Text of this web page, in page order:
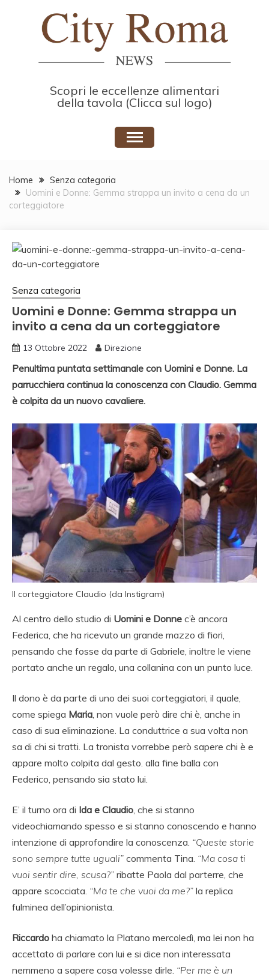
Scopri le eccellenze alimentari
della tavola (Clicca sul logo)
Home
Senza categoria
Uomini e Donne: Gemma strappa un invito a cena da un
corteggiatore
Senza categoria
Uomini e Donne: Gemma strappa un
invito a cena da un corteggiatore
13 Ottobre 2022 Direzione
Penultima puntata settimanale con Uomini e Donne. La
parrucchiera continua la conoscenza con Claudio. Gemma
è colpita da un nuovo cavaliere.
Il corteggiatore Claudio (da Instigram)
Al centro dello studio di Uomini e Donne c’è ancora
Federica, che ha ricevuto un grande mazzo di fiori,
pensando che fosse da parte di Gabriele, inoltre le viene
portato anche un regalo, una collanina con un punto luce.
Il dono è da parte di uno dei suoi corteggiatori, il quale,
come spiega Maria , non vuole però dire chi è, anche in
caso di sua eliminazione. La conduttrice a sua volta non
sa di chi si tratti. La tronista vorrebbe però sapere chi è e
appare molto colpita dal gesto. alla fine balla con
Federico, pensando sia stato lui.
E’ il turno ora di Ida e Claudio , che si stanno
videochiamando spesso e si stanno conoscendo e hanno
intenzione di approfondire la conoscenza. “Queste storie
sono sempre tutte uguali” commenta Tina. “Ma cosa ti
vuoi sentir dire, scusa?” ribatte Paola dal parterre, che
appare scocciata. “Ma te che vuoi da me?” la replica
fulminea dell’opinionista.
Riccardo ha chiamato la Platano mercoledì, ma lei non ha
accettato di parlare con lui e si dice non interessata
nemmeno a sapere cosa volesse dirle. “Per me è un